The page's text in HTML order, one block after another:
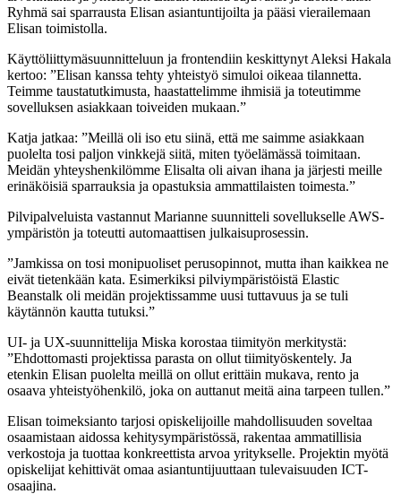
Ryhmä sai sparrausta Elisan asiantuntijoilta ja pääsi vierailemaan
Elisan toimistolla.
Käyttöliittymäsuunnitteluun ja frontendiin keskittynyt Aleksi Hakala
kertoo: ”Elisan kanssa tehty yhteistyö simuloi oikeaa tilannetta.
Teimme taustatutkimusta, haastattelimme ihmisiä ja toteutimme
sovelluksen asiakkaan toiveiden mukaan.”
Katja jatkaa: ”Meillä oli iso etu siinä, että me saimme asiakkaan
puolelta tosi paljon vinkkejä siitä, miten työelämässä toimitaan.
Meidän yhteyshenkilömme Elisalta oli aivan ihana ja järjesti meille
erinäköisiä sparrauksia ja opastuksia ammattilaisten toimesta.”
Pilvipalveluista vastannut Marianne suunnitteli sovellukselle AWS-
ympäristön ja toteutti automaattisen julkaisuprosessin.
”Jamkissa on tosi monipuoliset perusopinnot, mutta ihan kaikkea ne
eivät tietenkään kata. Esimerkiksi pilviympäristöistä Elastic
Beanstalk oli meidän projektissamme uusi tuttavuus ja se tuli
käytännön kautta tutuksi.”
UI- ja UX-suunnittelija Miska korostaa tiimityön merkitystä:
”Ehdottomasti projektissa parasta on ollut tiimityöskentely. Ja
etenkin Elisan puolelta meillä on ollut erittäin mukava, rento ja
osaava yhteistyöhenkilö, joka on auttanut meitä aina tarpeen tullen.”
Elisan toimeksianto tarjosi opiskelijoille mahdollisuuden soveltaa
osaamistaan aidossa kehitysympäristössä, rakentaa ammatillisia
verkostoja ja tuottaa konkreettista arvoa yritykselle. Projektin myötä
opiskelijat kehittivät omaa asiantuntijuuttaan tulevaisuuden ICT-
osaajina.